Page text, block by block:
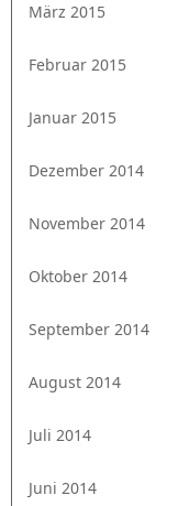
März 2015
Februar 2015
Januar 2015
Dezember 2014
November 2014
Oktober 2014
September 2014
August 2014
Juli 2014
Juni 2014